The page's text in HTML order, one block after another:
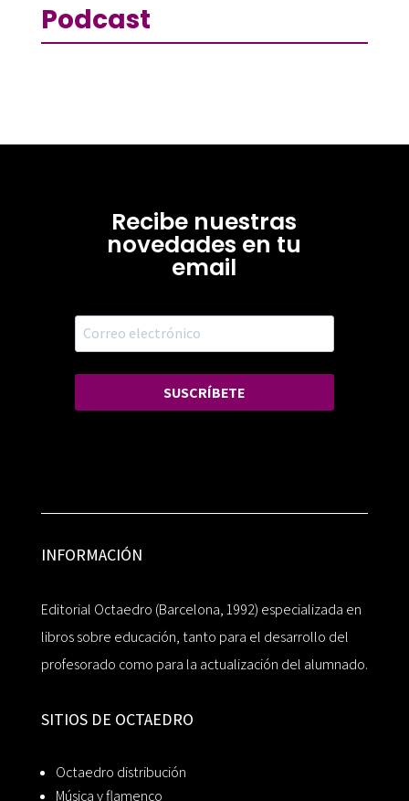
Podcast
Recibe nuestras
novedades en tu
email
SUSCRÍBETE
INFORMACIÓN
Editorial Octaedro (Barcelona, 1992) especializada en
libros sobre educación, tanto para el desarrollo del
profesorado como para la actualización del alumnado.
SITIOS DE OCTAEDRO
Octaedro distribución
Música y flamenco